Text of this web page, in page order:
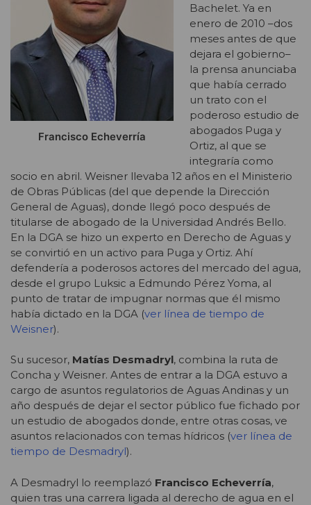
Francisco Echeverría
Bachelet. Ya en
enero de 2010 –dos
meses antes de que
dejara el gobierno–
la prensa anunciaba
que había cerrado
un trato con el
poderoso estudio de
abogados Puga y
Ortiz, al que se
integraría como
socio en abril. Weisner llevaba 12 años en el Ministerio
de Obras Públicas (del que depende la Dirección
General de Aguas), donde llegó poco después de
titularse de abogado de la Universidad Andrés Bello.
En la DGA se hizo un experto en Derecho de Aguas y
se convirtió en un activo para Puga y Ortiz. Ahí
defendería a poderosos actores del mercado del agua,
desde el grupo Luksic a Edmundo Pérez Yoma, al
punto de tratar de impugnar normas que él mismo
había dictado en la DGA (ver línea de tiempo de
Weisner).
Su sucesor, Matías Desmadryl, combina la ruta de
Concha y Weisner. Antes de entrar a la DGA estuvo a
cargo de asuntos regulatorios de Aguas Andinas y un
año después de dejar el sector público fue fichado por
un estudio de abogados donde, entre otras cosas, ve
asuntos relacionados con temas hídricos (ver línea de
tiempo de Desmadryl).
A Desmadryl lo reemplazó Francisco Echeverría,
quien tras una carrera ligada al derecho de agua en el